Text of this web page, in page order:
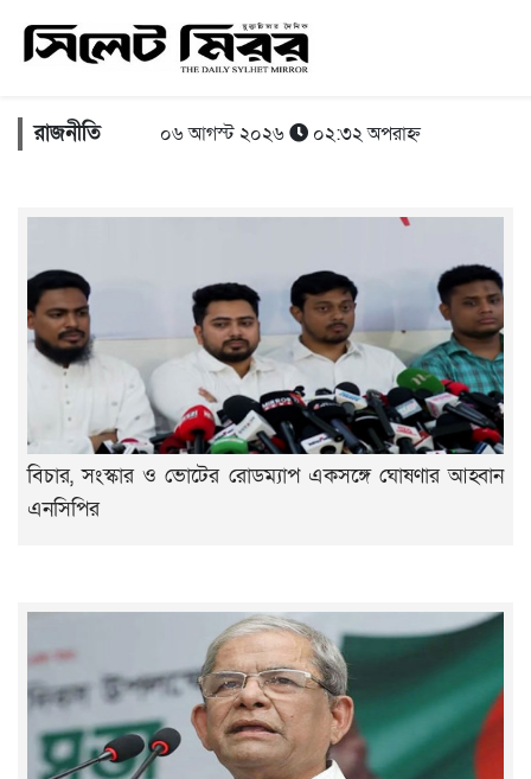
রাজনীতি ০৬ আগস্ট ২০২৬ ০২:৩২ অপরাহ্ন
বিচার, সংস্কার ও ভোটের রোডম্যাপ একসঙ্গে ঘোষণার আহ্বান
এনসিপির